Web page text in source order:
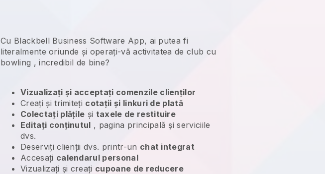
Cu Blackbell Business Software App, ai putea fi
literalmente oriunde și operați-vă activitatea de club cu
bowling , incredibil de bine?
Vizualizați și acceptați comenzile clienților
Creați și trimiteți cotații și linkuri de plată
Colectați plățile și taxele de restituire
Editați conținutul , pagina principală și serviciile
dvs.
Deserviți clienții dvs. printr-un chat integrat
Accesați calendarul personal
Vizualizați și creați cupoane de reducere